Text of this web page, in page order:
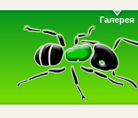
Галерея